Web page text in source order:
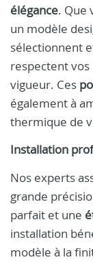
élégance. Que
un modèle
sélectionnent
respectent
vigueur. Ces
également à
thermique de
Installation
Nos experts
grande
parfait et une
installation
modèle à la